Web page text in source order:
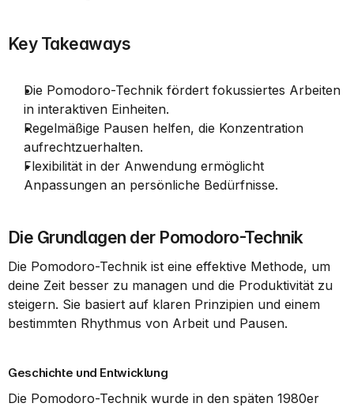
Key Takeaways
Die Pomodoro-Technik fördert fokussiertes Arbeiten
in interaktiven Einheiten.
Regelmäßige Pausen helfen, die Konzentration
aufrechtzuerhalten.
Flexibilität in der Anwendung ermöglicht
Anpassungen an persönliche Bedürfnisse.
Die Grundlagen der Pomodoro-Technik
Die Pomodoro-Technik ist eine effektive Methode, um
deine Zeit besser zu managen und die Produktivität zu
steigern. Sie basiert auf klaren Prinzipien und einem
bestimmten Rhythmus von Arbeit und Pausen.
Geschichte und Entwicklung
Die Pomodoro-Technik wurde in den späten 1980er